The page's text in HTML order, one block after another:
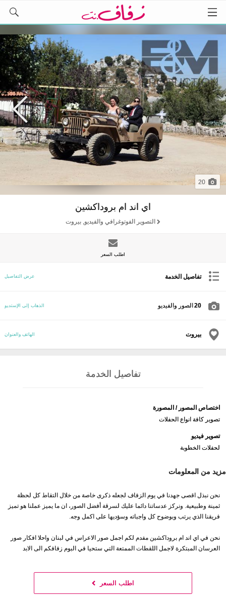
20
اي اند ام بروداكشين
التصوير الفوتوغرافي والفيديو, بيروت
اطلب السعر
تفاصيل الخدمة عرض التفاصيل
20 الصور والفيديو الذهاب إلى الإستديو
بيروت الهاتف والعنوان
تفاصيل الخدمة
اختصاص المصور / المصورة
تصوير كافة انواع الحفلات
تصوير فيديو
لحفلات الخطوبة
مزيد من المعلومات
نحن نبذل اقصى جهدنا في يوم الزفاف لجعله ذكرى خاصة من خلال التقاط كل لحظة
ثمينة وطبيعية. ونركز عدساتنا دائما عليك لسرقة أفضل الصور، ان ما يميز عملنا هو تميز
فريقنا الذي يرتب وبوضوح كل واجباته وسؤديها على اكمل وجه.
نحن في اي اند ام بروداكشين مفدم لكم اجمل صور الاعراس في لبنان واحلا افكار صور
العرسان المبتكرة لاجمل اللقطات الممتعة التي ستحيا في البوم زفافكم الى الابد
اطلب السعر